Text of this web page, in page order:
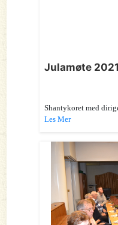
Julamøte 2021
Shantykoret med
Les Mer